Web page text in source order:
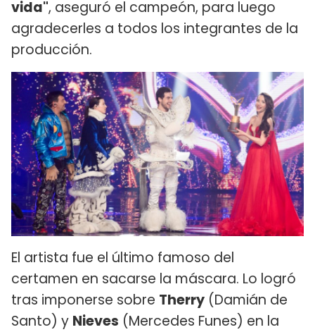
vida", aseguró el campeón, para luego
agradecerles a todos los integrantes de la
producción.
El artista fue el último famoso del
certamen en sacarse la máscara. Lo logró
tras imponerse sobre Therry (Damián de
Santo) y Nieves (Mercedes Funes) en la